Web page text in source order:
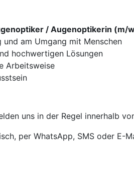
/ Augenoptikerin (m/
am Umgang mit Menschen
hochwertigen Lösungen
Arbeitsweise
uns in der Regel innerhalb
per WhatsApp, SMS oder E-